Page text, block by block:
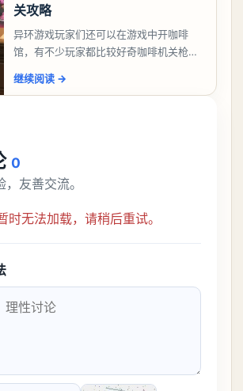
关攻略
异环游戏玩家们还可以在游戏中开咖啡
馆，有不少玩家都比较好奇咖啡机关枪应
机关枪攻略。异环咖啡机关枪怎么过一、
继续阅读 →
0
友善交流。
时无法加载，请稍后重试。